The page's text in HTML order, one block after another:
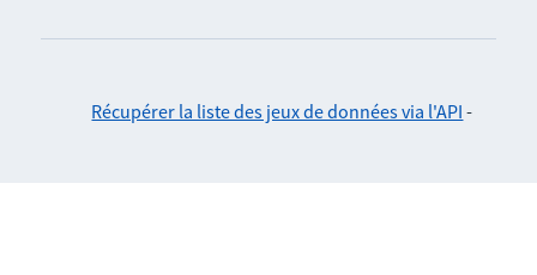
Récupérer la liste des jeux de données via l'API -